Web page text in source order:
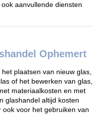
aanvullende diensten
Ophemert
plaatsen van nieuw glas,
of het bewerken van glas,
materiaalkosten en met
glashandel altijd kosten
voor het gebruiken van